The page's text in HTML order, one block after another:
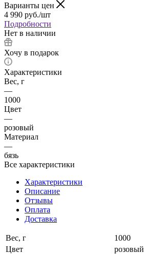
Варианты цен
4 990 руб./шт
Подробности
Нет в наличии
Хочу в подарок
Характеристики
Вес, г
—
1000
Цвет
—
розовый
Материал
—
бязь
Все характеристики
Характеристики
Описание
Отзывы
Оплата
Доставка
Вес, г
1000
Цвет
розовый